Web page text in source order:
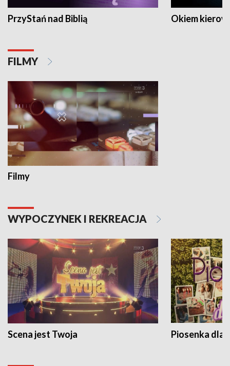
PrzyStań nad Biblią Okiem
FILMY
Filmy
WYPOCZYNEK I REKREACJA
Scena jest Twoja Piosenka dla